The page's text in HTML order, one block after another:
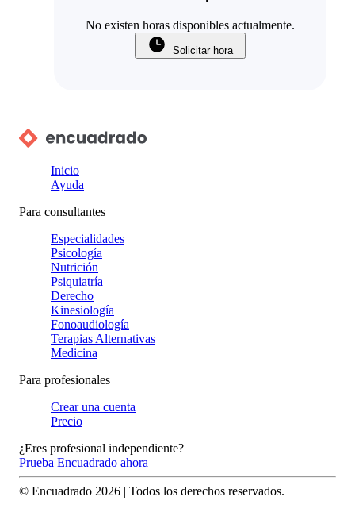
No existen horas disponibles actualmente.
Solicitar hora
Inicio
Ayuda
Para consultantes
Especialidades
Psicología
Nutrición
Psiquiatría
Derecho
Kinesiología
Fonoaudiología
Terapias Alternativas
Medicina
Para profesionales
Crear una cuenta
Precio
¿Eres profesional independiente?
Prueba Encuadrado ahora
© Encuadrado 2026 | Todos los derechos reservados.